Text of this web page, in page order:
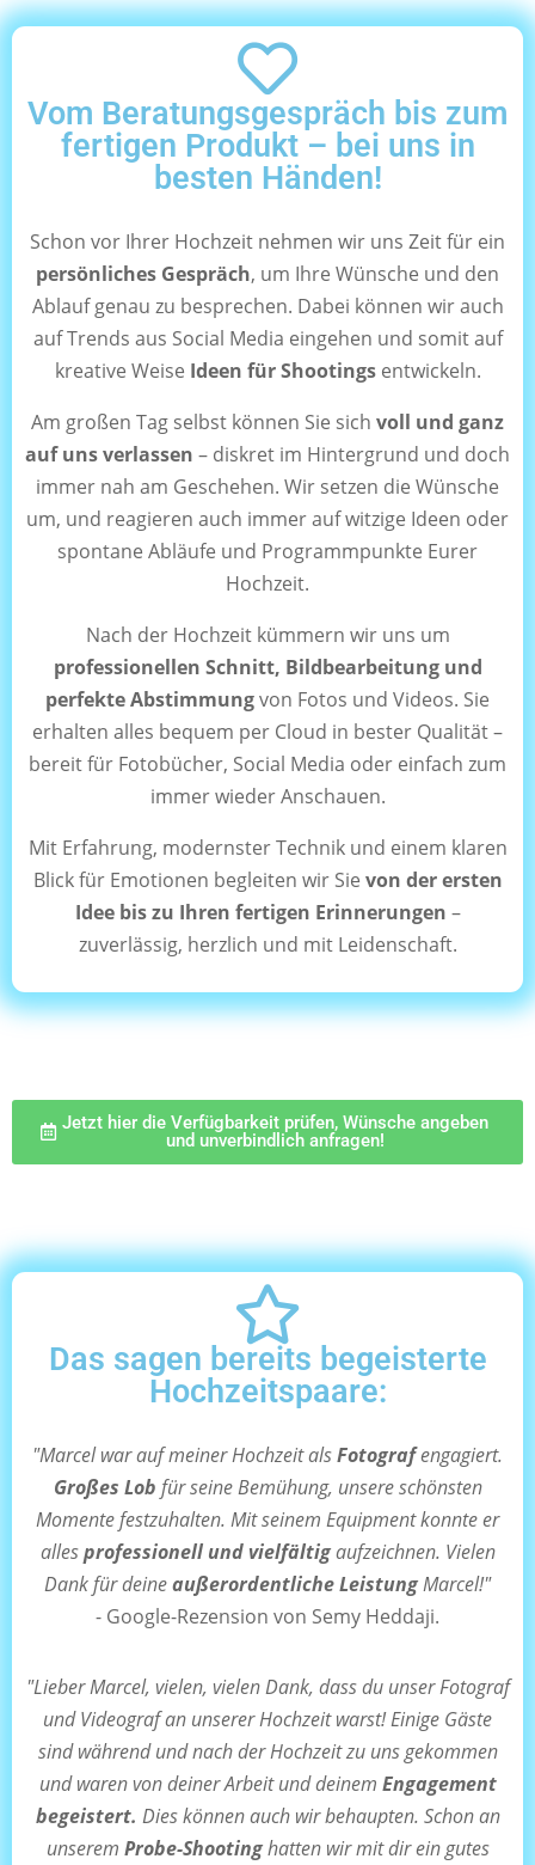
Vom Beratungsgespräch bis zum
fertigen Produkt – bei uns in
besten Händen!
Schon vor Ihrer Hochzeit nehmen wir uns Zeit für ein
persönliches Gespräch, um Ihre Wünsche und den
Ablauf genau zu besprechen. Dabei können wir auch
auf Trends aus Social Media eingehen und somit auf
kreative Weise Ideen für Shootingsentwickeln.
Am großen Tag selbst können Sie sich voll und ganz
auf uns verlassen – diskret im Hintergrund und doch
immer nah am Geschehen. Wir setzen die Wünsche
um, und reagieren auch immer auf witzige Ideen oder
spontane Abläufe und Programmpunkte Eurer
Hochzeit.
Nach der Hochzeit kümmern wir uns um
professionellen Schnitt, Bildbearbeitung und
perfekte Abstimmungvon Fotos und Videos. Sie
erhalten alles bequem per Cloud in bester Qualität –
bereit für Fotobücher, Social Media oder einfach zum
immer wieder Anschauen.
Mit Erfahrung, modernster Technik und einem klaren
Blick für Emotionen begleiten wir Sie von der ersten
Idee bis zu Ihren fertigen Erinnerungen –
zuverlässig, herzlich und mit Leidenschaft.
Jetzt hier die Verfügbarkeit prüfen, Wünsche angeben
und unverbindlich anfragen!
Das sagen bereits begeisterte
Hochzeitspaare:
"Marcel war auf meiner Hochzeit alsFotografengagiert.
Großes Lob für seine Bemühung, unsere schönsten
Momente festzuhalten. Mit seinem Equipment konnte er
allesprofessionell und vielfältigaufzeichnen. Vielen
Dank für deineaußerordentliche LeistungMarcel!"
- Google-Rezension von Semy Heddaji.
"Lieber Marcel, vielen, vielen Dank, dass du unser Fotograf
und Videograf an unserer Hochzeit warst! Einige Gäste
sind während und nach der Hochzeit zu uns gekommen
und waren von deiner Arbeit und deinem Engagement
begeistert. Dies können auch wir behaupten. Schon an
unserem Probe-Shootinghatten wir mit dir ein gutes